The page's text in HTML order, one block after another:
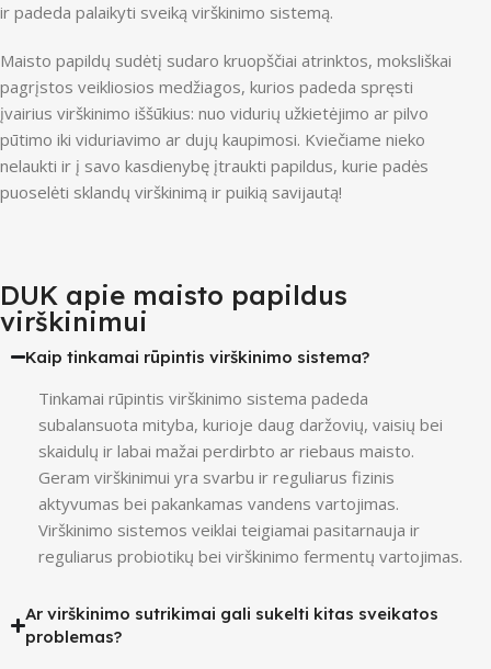
ir padeda palaikyti sveiką virškinimo sistemą.
Maisto papildų sudėtį sudaro kruopščiai atrinktos, moksliškai
pagrįstos veikliosios medžiagos, kurios padeda spręsti
įvairius virškinimo iššūkius: nuo vidurių užkietėjimo ar pilvo
pūtimo iki viduriavimo ar dujų kaupimosi. Kviečiame nieko
nelaukti ir į savo kasdienybę įtraukti papildus, kurie padės
puoselėti sklandų virškinimą ir puikią savijautą!
DUK apie maisto papildus
virškinimui
Kaip tinkamai rūpintis virškinimo sistema?
Tinkamai rūpintis virškinimo sistema padeda
subalansuota mityba, kurioje daug daržovių, vaisių bei
skaidulų ir labai mažai perdirbto ar riebaus maisto.
Geram virškinimui yra svarbu ir reguliarus fizinis
aktyvumas bei pakankamas vandens vartojimas.
Virškinimo sistemos veiklai teigiamai pasitarnauja ir
reguliarus probiotikų bei virškinimo fermentų vartojimas.
Ar virškinimo sutrikimai gali sukelti kitas sveikatos
problemas?